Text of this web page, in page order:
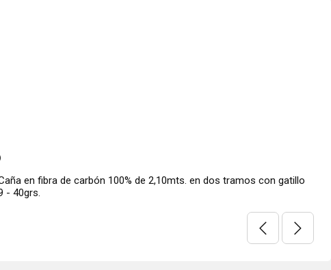
en fibra de carbón 100% de 2,10mts. en dos tramos con gatillo
- 40grs.